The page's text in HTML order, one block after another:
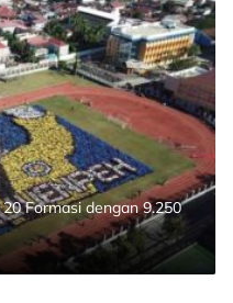
Formasi dengan 9.250